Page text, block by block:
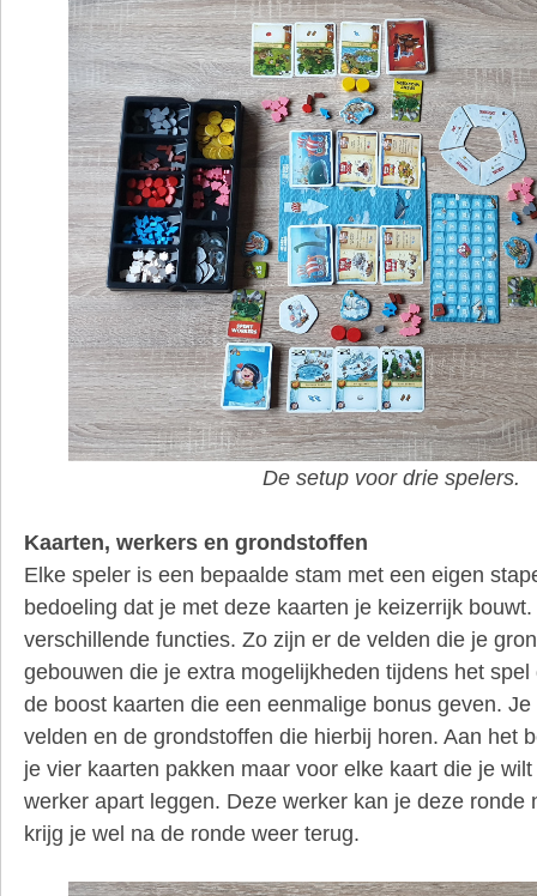
De setup voor drie spelers.
Kaarten, werkers en grondstoffen
Elke speler is een bepaalde stam met een eigen
bedoeling dat je met deze kaarten je keizerrijk
verschillende functies. Zo zijn er de velden die je
gebouwen die je extra mogelijkheden tijdens het
de boost kaarten die een eenmalige bonus geven.
velden en de grondstoffen die hierbij horen. Aan het
je vier kaarten pakken maar voor elke kaart die je
werker apart leggen. Deze werker kan je deze ronde
krijg je wel na de ronde weer terug.